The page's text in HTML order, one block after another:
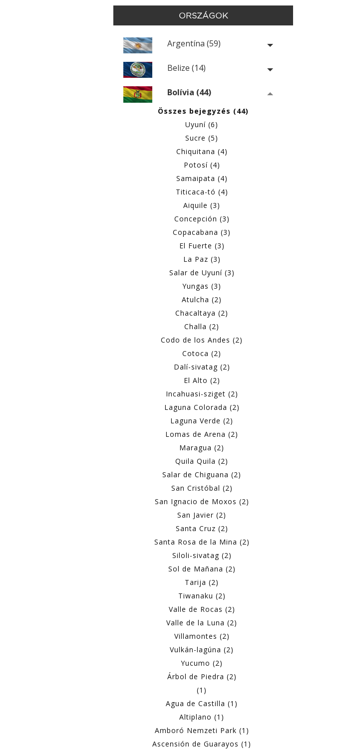
ORSZÁGOK
Argentína (59)
Belize (14)
Bolívia (44)
Összes bejegyzés (44)
Uyuní (6)
Sucre (5)
Chiquitana (4)
Potosí (4)
Samaipata (4)
Titicaca-tó (4)
Aiquile (3)
Concepción (3)
Copacabana (3)
El Fuerte (3)
La Paz (3)
Salar de Uyuní (3)
Yungas (3)
Atulcha (2)
Chacaltaya (2)
Challa (2)
Codo de los Andes (2)
Cotoca (2)
Dalí-sivatag (2)
El Alto (2)
Incahuasi-sziget (2)
Laguna Colorada (2)
Laguna Verde (2)
Lomas de Arena (2)
Maragua (2)
Quila Quila (2)
Salar de Chiguana (2)
San Cristóbal (2)
San Ignacio de Moxos (2)
San Javier (2)
Santa Cruz (2)
Santa Rosa de la Mina (2)
Siloli-sivatag (2)
Sol de Mañana (2)
Tarija (2)
Tiwanaku (2)
Valle de Rocas (2)
Valle de la Luna (2)
Villamontes (2)
Vulkán-lagúna (2)
Yucumo (2)
Árbol de Piedra (2)
(1)
Agua de Castilla (1)
Altiplano (1)
Amboró Nemzeti Park (1)
Ascensión de Guarayos (1)